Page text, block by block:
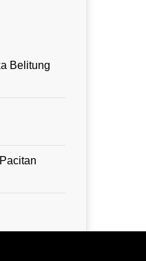
Belitung